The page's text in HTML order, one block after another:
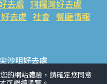
去處 銅鑼灣好去處
去處 社會 餐廳情報
尖沙咀好去處
去處 旺角好去處 社會
的網站體驗，請確定您同意